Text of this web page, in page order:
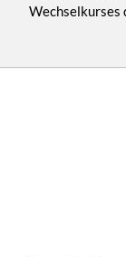
Wechselkurses